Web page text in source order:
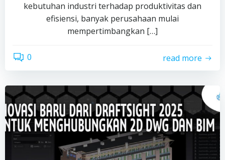
kebutuhan industri terhadap produktivitas dan
efisiensi, banyak perusahaan mulai
mempertimbangkan […]
0 read more